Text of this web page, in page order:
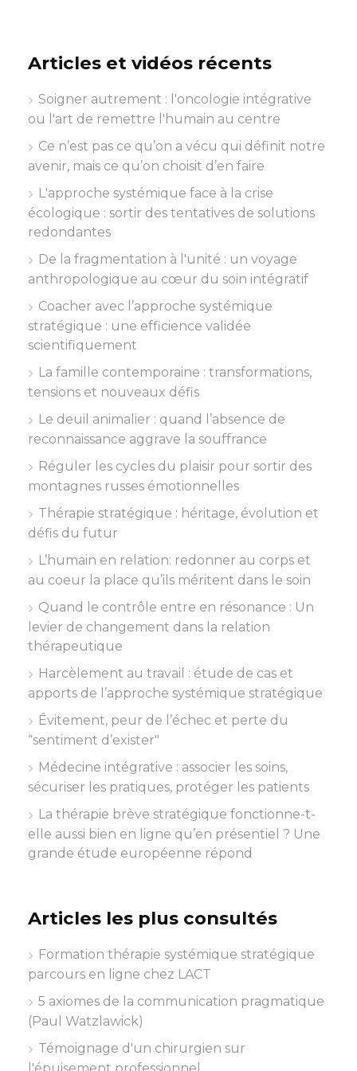
Articles et vidéos récents
Soigner autrement : l'oncologie intégrative
ou l'art de remettre l'humain au centre
Ce n’est pas ce qu’on a vécu qui définit notre
avenir, mais ce qu’on choisit d’en faire
L'approche systémique face à la crise
écologique : sortir des tentatives de solutions
redondantes
De la fragmentation à l'unité : un voyage
anthropologique au cœur du soin intégratif
Coacher avec l’approche systémique
stratégique : une efficience validée
scientifiquement
La famille contemporaine : transformations,
tensions et nouveaux défis
Le deuil animalier : quand l’absence de
reconnaissance aggrave la souffrance
Réguler les cycles du plaisir pour sortir des
montagnes russes émotionnelles
Thérapie stratégique : héritage, évolution et
défis du futur
L’humain en relation: redonner au corps et
au coeur la place qu’ils méritent dans le soin
Quand le contrôle entre en résonance : Un
levier de changement dans la relation
thérapeutique
Harcèlement au travail : étude de cas et
apports de l’approche systémique stratégique
Évitement, peur de l’échec et perte du
“sentiment d’exister"
Médecine intégrative : associer les soins,
sécuriser les pratiques, protéger les patients
La thérapie brève stratégique fonctionne-t-
elle aussi bien en ligne qu’en présentiel ? Une
grande étude européenne répond
Articles les plus consultés
Formation thérapie systémique stratégique
parcours en ligne chez LACT
5 axiomes de la communication pragmatique
(Paul Watzlawick)
Témoignage d'un chirurgien sur